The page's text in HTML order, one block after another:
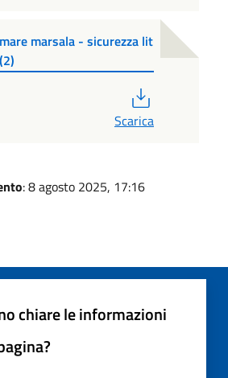
marsala - sicurezza lit
Scarica
: 8 agosto 2025, 17:16
chiare le informazioni